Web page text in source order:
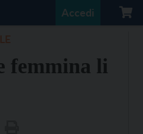
Accedi
femmina li